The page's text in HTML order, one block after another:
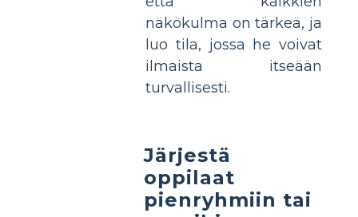
näkökulma on tärkeä, ja
luo tila, jossa he voivat
ilmaista itseään
turvallisesti.
Järjestä
oppilaat
pienryhmiin tai